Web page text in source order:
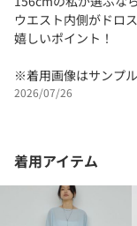
ウエスト内側がドロ
嬉しいポイント！
※着用画像はサンプ
2026/07/26
着用アイテム